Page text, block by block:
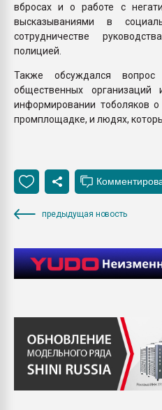
вбросах и о работе с
высказываниями в
сотрудничестве
полицией.
Также обсуждался
общественных
информировании тоболяков
промплощадке, и людях,
предыдущая новость